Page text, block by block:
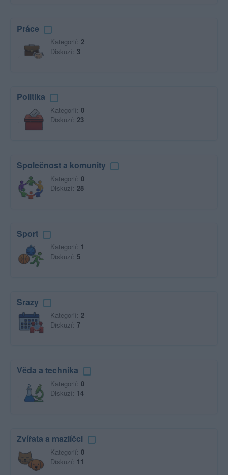
Práce
Kategorií: 2
Diskuzí: 3
Politika
Kategorií: 0
Diskuzí: 23
Společnost a komunity
Kategorií: 0
Diskuzí: 28
Sport
Kategorií: 1
Diskuzí: 5
Srazy
Kategorií: 2
Diskuzí: 7
Věda a technika
Kategorií: 0
Diskuzí: 14
Zvířata a mazlíčci
Kategorií: 0
Diskuzí: 11